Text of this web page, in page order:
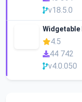
v18.5.0
Widgetable
4.5
44 742
v4.0.050